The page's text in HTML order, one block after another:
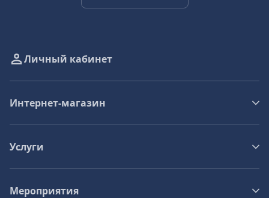
Личный кабинет
Интернет-магазин
Услуги
Мероприятия